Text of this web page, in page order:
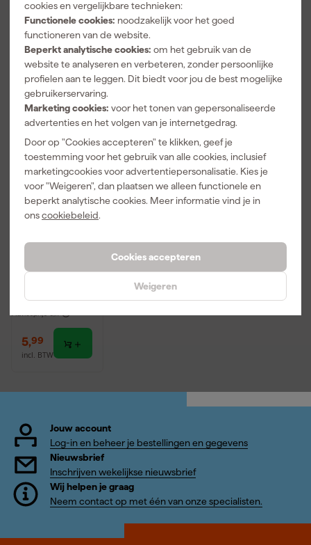
cookies en vergelijkbare technieken:
Functionele cookies: noodzakelijk voor het goed
functioneren van de website.
Beperkt analytische cookies: om het gebruik van de
website te analyseren en verbeteren, zonder persoonlijke
profielen aan te leggen. Dit biedt voor jou de best mogelijke
gebruikerservaring.
Marketing cookies: voor het tonen van gepersonaliseerde
advertenties en het volgen van je internetgedrag.
Door op "Cookies accepteren" te klikken, geef je
toestemming voor het gebruik van alle cookies, inclusief
marketingcookies voor advertentiepersonalisatie. Kies je
voor "Weigeren", dan plaatsen we alleen functionele en
beperkt analytische cookies. Meer informatie vind je in
onscookiebeleid.
Cookies accepteren
Weigeren
Adviesprijs 17,51
14,99
incl. BTW
Adviesprijs 24,24
21,49
incl. BTW incl. BTW
Afbreekmes -
Morgen
5,99
incl. BTW
Jouw account
Log-in en beheer je bestellingen en gegevens
Nieuwsbrief
Inschrijven wekelijkse nieuwsbrief
Wij helpen je graag
Neem contact op met één van onze specialisten.